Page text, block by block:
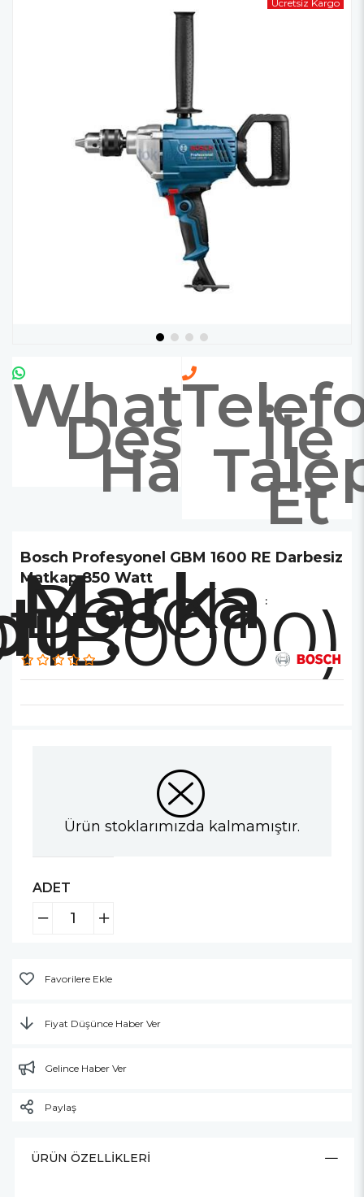
Ücretsiz Kargo
Whatsapp
Destek
Hattıİle
Et
Bosch Profesyonel GBM 1600 RE Darbesiz
Matkap 850 Watt
Marka :
Bosch
Ürün stoklarımızda kalmamıştır.
ADET
Favorilere Ekle
Fiyat Düşünce Haber Ver
Gelince Haber Ver
Paylaş
ÜRÜN ÖZELLIKLERI